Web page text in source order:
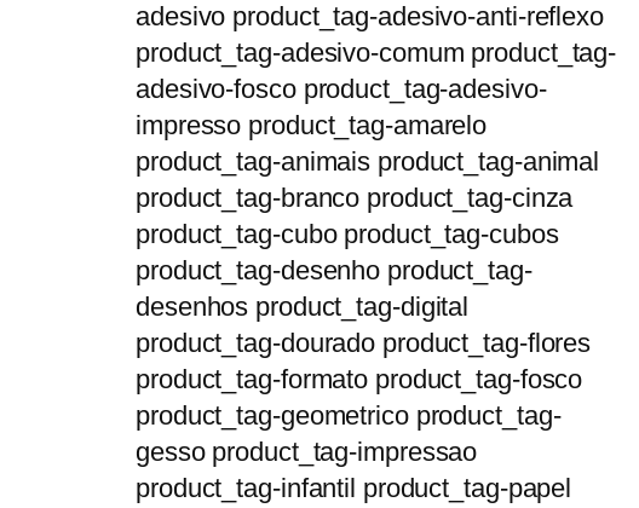
adesivo product_tag-adesivo-anti-reflexo
product_tag-adesivo-comum product_tag-
adesivo-fosco product_tag-adesivo-
impresso product_tag-amarelo
product_tag-animais product_tag-animal
product_tag-branco product_tag-cinza
product_tag-cubo product_tag-cubos
product_tag-desenho product_tag-
desenhos product_tag-digital
product_tag-dourado product_tag-flores
product_tag-formato product_tag-fosco
product_tag-geometrico product_tag-
gesso product_tag-impressao
product_tag-infantil product_tag-papel